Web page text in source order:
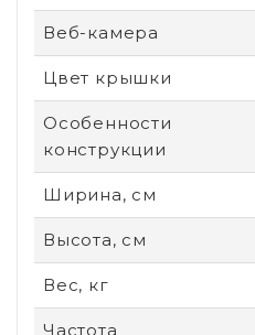
Веб-камера
Цвет крышки
Особенности
конструкции
Ширина, см
Высота, см
Вес, кг
Частота